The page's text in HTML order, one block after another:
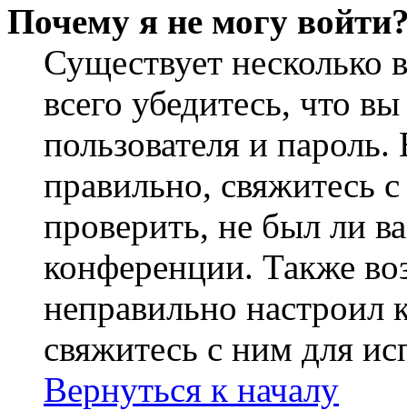
Почему я не могу
Существует
всего убедитесь, что
пользователя и
правильно, свяжитесь
проверить, не был ли
конференции. Также
неправильно
свяжитесь с ним для
Вернуться к началу